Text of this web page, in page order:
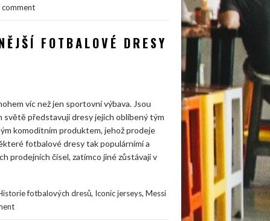
comment
FOTBALOVÉ DRESY
víc než jen sportovní výbava. Jsou
světě představují dresy jejich oblíbený tým
komoditním produktem, jehož prodeje
fotbalové dresy tak populárními a
prodejních čísel, zatímco jiné zůstávají v
fotbalových dresů, Iconic jerseys, Messi